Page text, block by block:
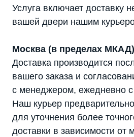
Услуга включает доставку
вашей двери нашим
Москва (в пределах МКАД)
Доставка производится
вашего заказа и
с менеджером, ежедневно
Наш курьер
для уточнения более
доставки в зависимости от